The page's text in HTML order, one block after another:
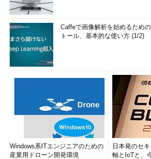
Caffeで画像解析を始めるため
トール、基本的な使い方 (1/2)
Windows系ITエンジニアのための
産業用ドローン開発環境
日本発のセ
軸とIoTと、